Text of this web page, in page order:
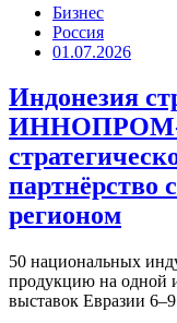
Бизнес
Россия
01.07.2026
Индонезия
ИННОПРОМ-
партнёрство
регионом
50 национальных
продукцию на одной
выставок Евразии